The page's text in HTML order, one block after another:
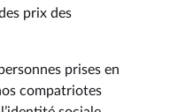
prix des
prises en
compatriotes